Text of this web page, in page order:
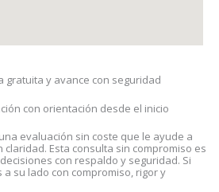
gratuita y avance con seguridad
con orientación desde el inicio
evaluación sin coste que le ayude a
Esta consulta sin compromiso es
con respaldo y seguridad. Si
su lado con compromiso, rigor y